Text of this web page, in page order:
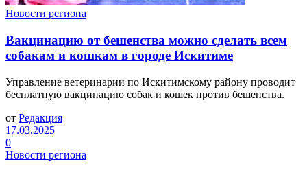
Новости региона
Вакцинацию от бешенства можно сделать всем
собакам и кошкам в городе Искитиме
Управление ветеринарии по Искитимскому району проводит
бесплатную вакцинацию собак и кошек против бешенства.
от Редакция
17.03.2025
0
Новости региона